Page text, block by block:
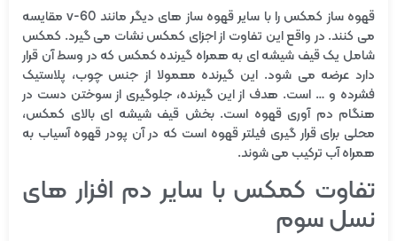
قهوه ساز کمکس را با سایر قهوه ساز های دیگر مانند v-60 مقایسه
می کنند. در واقع این تفاوت از اجزای کمکس نشات می گیرد. کمکس
شامل یک قیف شیشه ای به همراه گیرنده کمکس که در وسط آن قرار
دارد عرضه می شود. این گیرنده معمولا از جنس چوب، پلاستیک
فشرده و … است. هدف از این گیرنده، جلوگیری از سوختن دست در
هنگام دم آوری قهوه است. بخش قیف شیشه ای بالای کمکس،
محلی برای قرار گیری فیلتر قهوه است که در آن پودر قهوه آسیاب به
همراه آب ترکیب می شوند.
تفاوت کمکس با سایر دم افزار های
نسل سوم